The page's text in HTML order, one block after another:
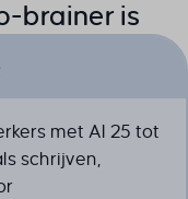
brainer is
met AI 25 tot
schrijven,